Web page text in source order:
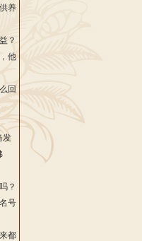
养
？
他
回
发
？
号
都